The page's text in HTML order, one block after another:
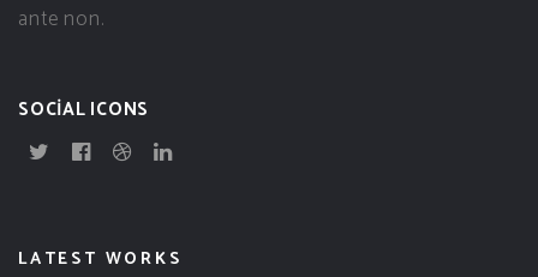
ante non.
SOCIAL ICONS
LATEST WORKS